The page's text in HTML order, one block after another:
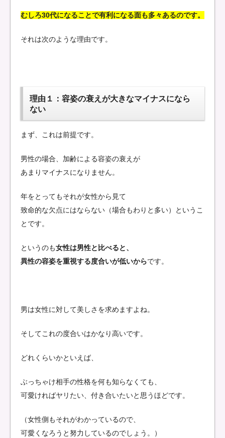
むしろ30代になることで有利になる面も多々あるのです。
それは次のような理由です。
理由１：容姿の衰えが大きなマイナスになら
ない
まず、これは前提です。
男性の場合、加齢による容姿の衰えが
あまりマイナスになりません。
年をとってもそれが女性から見て
致命的な欠点にはならない（場合もわりと多い）というこ
とです。
というのも女性は男性と比べると、
異性の容姿を重視する度合いが低いからです。
男は女性に対して美しさを求めますよね。
そしてこれの度合いはかなり高いです。
どれくらいかといえば、
ぶっちゃけ相手の性格を何も知らなくても、
可愛ければヤリたい、付き合いたいと思うほどです。
（女性側もそれがわかっているので、
可愛くなろうと努力しているのでしょう。）